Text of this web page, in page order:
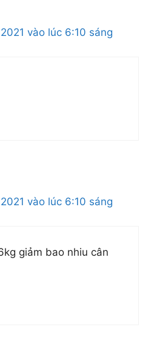
vào lúc 6:10 sáng
vào lúc 6:10 sáng
giảm bao nhiu cân